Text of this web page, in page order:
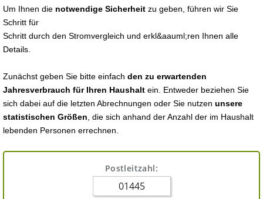
Um Ihnen die notwendige Sicherheit zu geben, führen wir Sie
Schritt für
Schritt durch den Stromvergleich und erkl&aauml;ren Ihnen alle
Details.
Zunächst geben Sie bitte einfach den zu erwartenden
Jahresverbrauch für Ihren Haushalt ein. Entweder beziehen Sie
sich dabei auf die letzten Abrechnungen oder Sie nutzen unsere
statistischen Größen , die sich anhand der Anzahl der im Haushalt
lebenden Personen errechnen.
Postleitzahl: